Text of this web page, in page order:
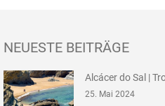
NEUESTE BEITRÄGE
Alcácer do Sal |
25. Mai 2024